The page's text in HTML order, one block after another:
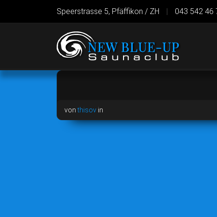
Speerstrasse 5, Pfäffikon / ZH | 043 542 46
vonthisov in